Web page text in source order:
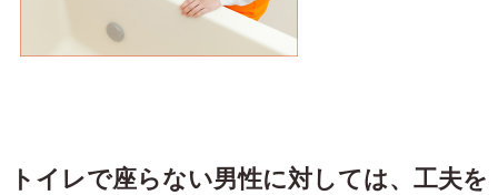
トイレで座らない男性に対しては、工夫を